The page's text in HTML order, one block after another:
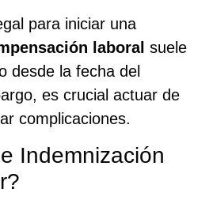
para iniciar una
laboral suele
desde la fecha del
es crucial actuar de
complicaciones.
Indemnización